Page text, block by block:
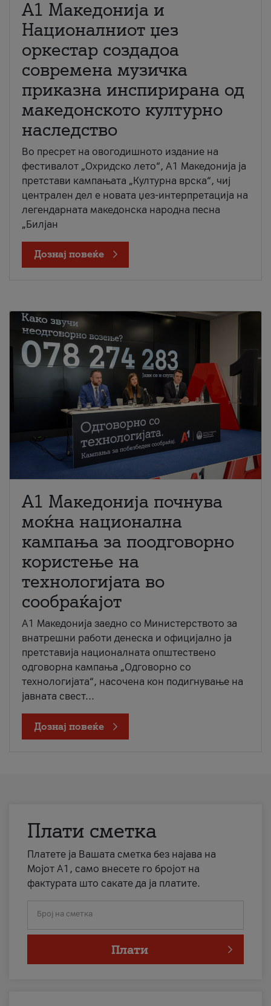
А1 Македонија и
Националниот џез
оркестар создадоа
современа музичка
приказна инспирирана од
македонското културно
наследство
Во пресрет на овогодишното издание на
фестивалот „Охридско лето“, А1 Македонија ја
претстави кампањата „Културна врска“, чиј
централен дел е новата џез-интерпретација на
легендарната македонска народна песна
„Билјан
Дознај повеќе
A1 Македонија почнува
моќна национална
кампања за поодговорно
користење на
технологијата во
сообраќајот
A1 Македонија заедно со Министерството за
внатрешни работи денеска и официјално ја
претставија националната општествено
одговорна кампања „Одговорно со
технологијата“, насочена кон подигнување на
јавната свест...
Дознај повеќе
Плати сметка
Платете ја Вашата сметка без најава на
Мојот А1, само внесете го бројот на
фактурата што сакате да ја платите.
Број на сметка
Плати